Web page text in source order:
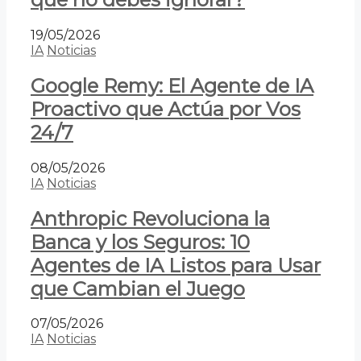
19/05/2026
IA Noticias
Google Remy: El Agente de IA
Proactivo que Actúa por Vos
24/7
08/05/2026
IA Noticias
Anthropic Revoluciona la
Banca y los Seguros: 10
Agentes de IA Listos para Usar
que Cambian el Juego
07/05/2026
IA Noticias